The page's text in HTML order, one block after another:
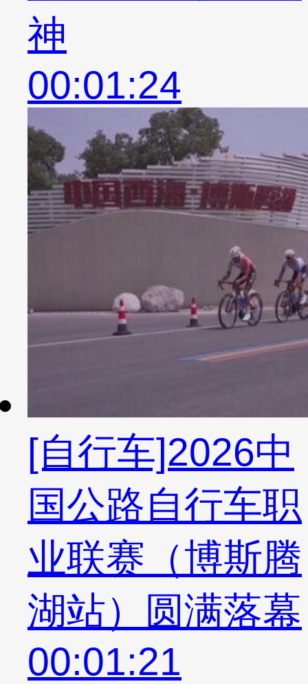
神
00:01:24
[自行车]2026中
国公路自行车职
业联赛（博斯腾
湖站）圆满落幕
00:01:21